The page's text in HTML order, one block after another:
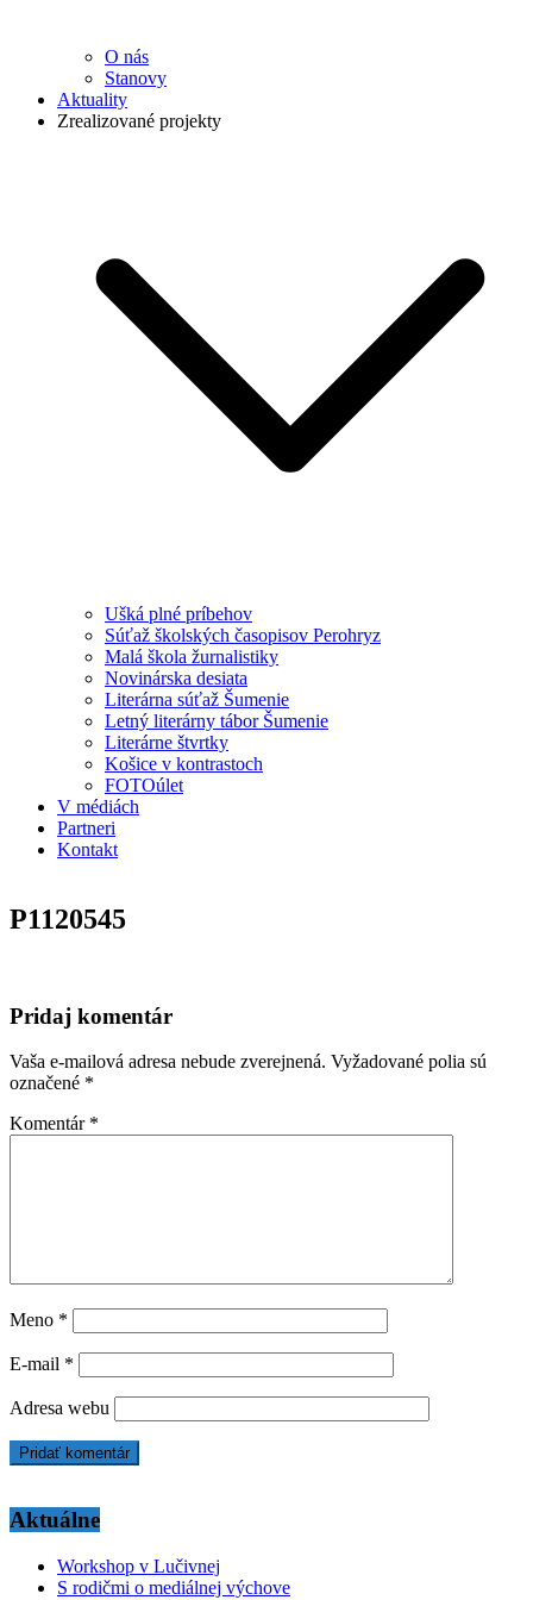
O nás
Stanovy
Aktuality
Zrealizované projekty
Ušká plné príbehov
Súťaž školských časopisov Perohryz
Malá škola žurnalistiky
Novinárska desiata
Literárna súťaž Šumenie
Letný literárny tábor Šumenie
Literárne štvrtky
Košice v kontrastoch
FOTOúlet
V médiách
Partneri
Kontakt
P1120545
Pridaj komentár
Vaša e-mailová adresa nebude zverejnená. Vyžadované polia sú
označené *
Komentár *
Meno *
E-mail *
Adresa webu
Aktuálne
Workshop v Lučivnej
S rodičmi o mediálnej výchove